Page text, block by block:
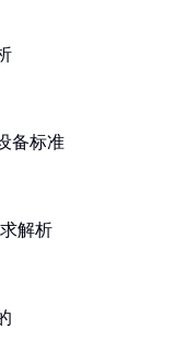
备标准
解析